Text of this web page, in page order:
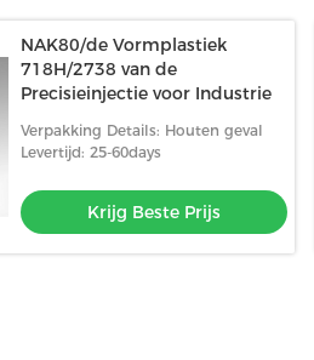
NAK80/de Vormplastiek
718H/2738 van de
Precisieinjectie voor Industrie
Verpakking Details: Houten geval
Levertijd: 25-60days
Krijg Beste Prijs